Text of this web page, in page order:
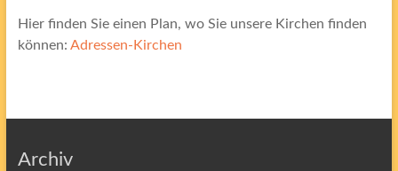
Hier finden Sie einen Plan, wo Sie unsere Kirchen finden
können: Adressen-Kirchen
Archiv